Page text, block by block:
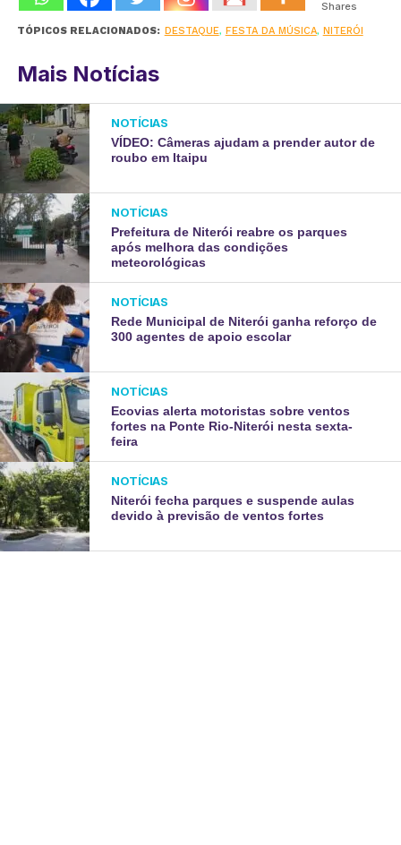
Shares
TÓPICOS RELACIONADOS: DESTAQUE, FESTA DA MÚSICA, NITERÓI
Mais Notícias
NOTÍCIAS
VÍDEO: Câmeras ajudam a prender autor de
roubo em Itaipu
NOTÍCIAS
Prefeitura de Niterói reabre os parques
após melhora das condições
meteorológicas
NOTÍCIAS
Rede Municipal de Niterói ganha reforço de
300 agentes de apoio escolar
NOTÍCIAS
Ecovias alerta motoristas sobre ventos
fortes na Ponte Rio-Niterói nesta sexta-
feira
NOTÍCIAS
Niterói fecha parques e suspende aulas
devido à previsão de ventos fortes